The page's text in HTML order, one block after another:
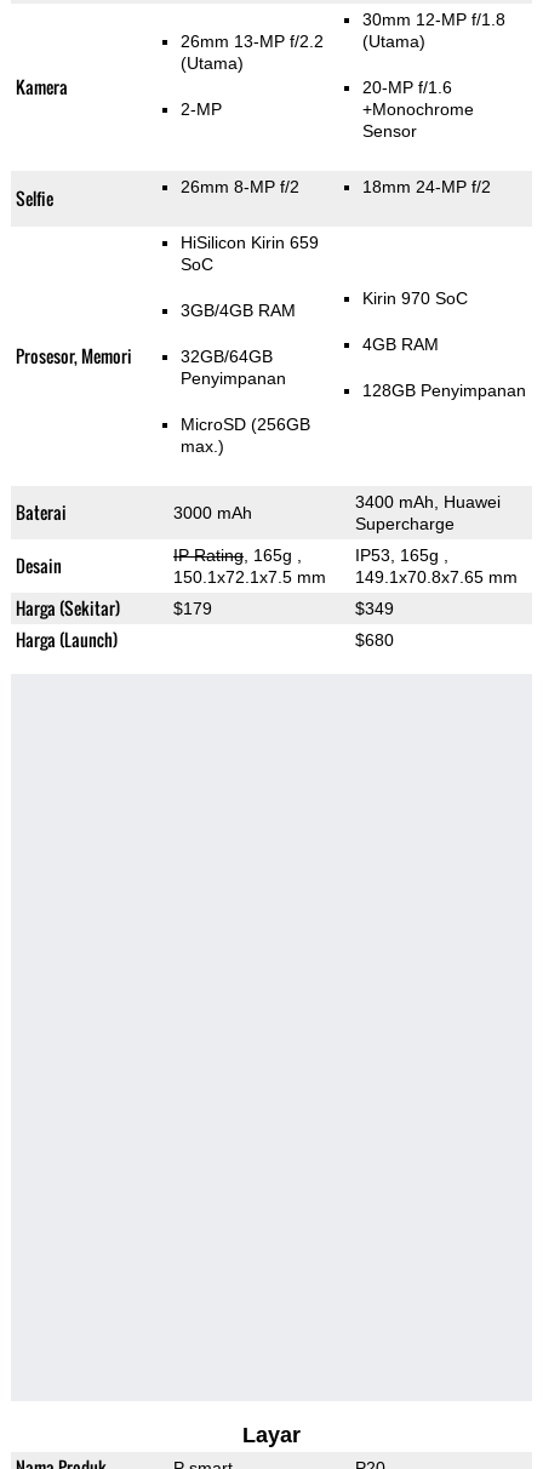
Kamera
26mm 13-MP f/2.2
(Utama)
2-MP
30mm 12-MP f/1.8
(Utama)
20-MP f/1.6
+Monochrome
Sensor
Selfie 26mm 8-MP f/2 18mm 24-MP f/2
Prosesor, Memori
HiSilicon Kirin 659
SoC
3GB/4GB RAM
32GB/64GB
Penyimpanan
MicroSD (256GB
max.)
Kirin 970 SoC
4GB RAM
128GB Penyimpanan
Baterai 3000 mAh
3400 mAh, Huawei
Supercharge
Desain IP Rating, 165g
150.1x72.1x7.5 mm
IP53, 165g
149.1x70.8x7.65 mm
Harga (Sekitar) $179 $349
Harga (Launch) $680
Layar